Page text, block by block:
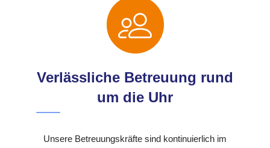
Verlässliche Betreuung rund
um die Uhr
Unsere Betreuungskräfte sind kontinuierlich im